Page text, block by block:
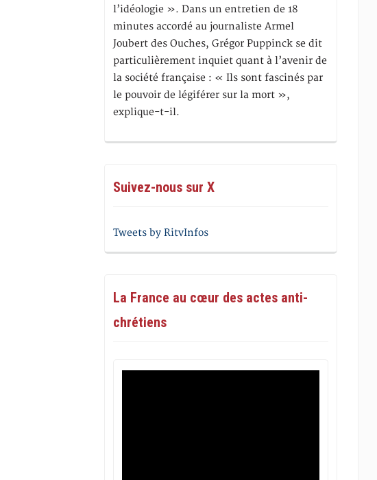
l’idéologie ». Dans un entretien de 18
minutes accordé au journaliste Armel
Joubert des Ouches, Grégor Puppinck se dit
particulièrement inquiet quant à l’avenir de
la société française : « Ils sont fascinés par
le pouvoir de légiférer sur la mort »,
explique-t-il.
Suivez-nous sur X
Tweets by RitvInfos
La France au cœur des actes anti-
chrétiens